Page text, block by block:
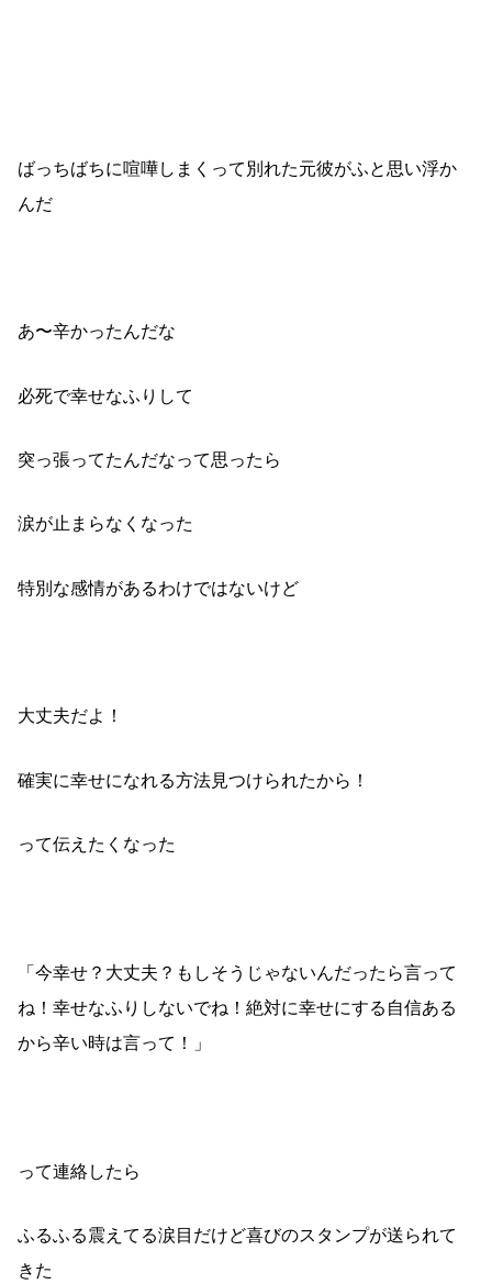
ばっちばちに喧嘩しまくって別れた元彼がふと思い浮か
んだ
あ〜辛かったんだな
必死で幸せなふりして
突っ張ってたんだなって思ったら
涙が止まらなくなった
特別な感情があるわけではないけど
大丈夫だよ！
確実に幸せになれる方法見つけられたから！
って伝えたくなった
「今幸せ？大丈夫？もしそうじゃないんだったら言って
ね！幸せなふりしないでね！絶対に幸せにする自信ある
から辛い時は言って！」
って連絡したら
ふるふる震えてる涙目だけど喜びのスタンプが送られて
きた